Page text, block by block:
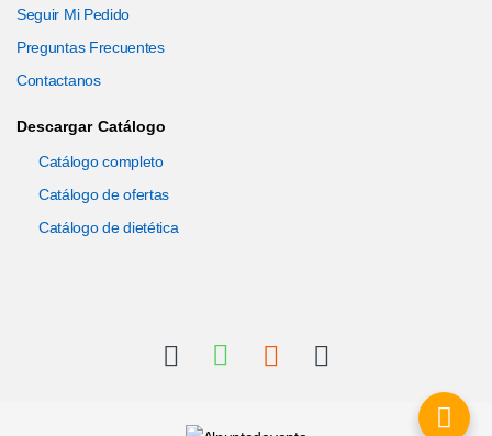
Seguir Mi Pedido
Preguntas Frecuentes
Contactanos
Descargar Catálogo
Catálogo completo
Catálogo de ofertas
Catálogo de dietética